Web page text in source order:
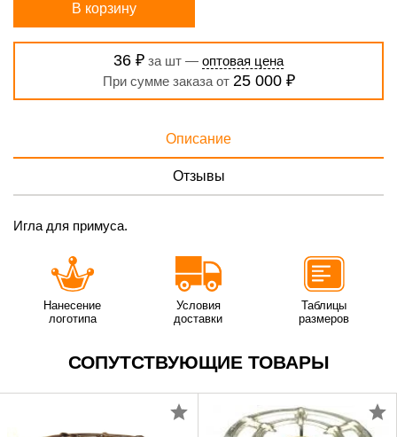
В корзину
36 ₽ за шт — оптовая цена
При сумме заказа от 25 000 ₽
Описание
Отзывы
Игла для примуса.
Нанесение
логотипа
Условия
доставки
Таблицы
размеров
СОПУТСТВУЮЩИЕ ТОВАРЫ